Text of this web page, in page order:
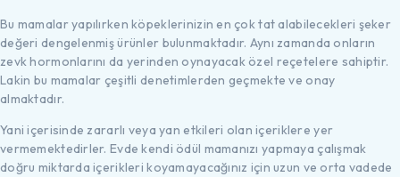
Bu mamalar yapılırken köpeklerinizin en çok tat alabilecekleri şeker
değeri dengelenmiş ürünler bulunmaktadır. Aynı zamanda onların
zevk hormonlarını da yerinden oynayacak özel reçetelere sahiptir.
Lakin bu mamalar çeşitli denetimlerden geçmekte ve onay
almaktadır.
Yani içerisinde zararlı veya yan etkileri olan içeriklere yer
vermemektedirler. Evde kendi ödül mamanızı yapmaya çalışmak
doğru miktarda içerikleri koyamayacağınız için uzun ve orta vadede